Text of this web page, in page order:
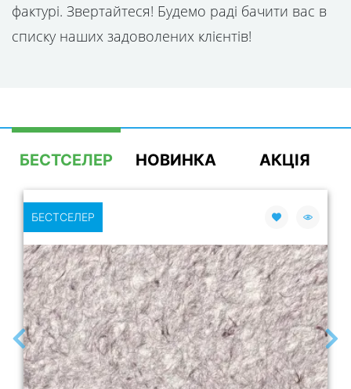
фактурі. Звертайтеся! Будемо раді бачити вас в
списку наших задоволених клієнтів!
БЕСТСЕЛЕР НОВИНКА АКЦІЯ
БЕСТСЕЛЕР